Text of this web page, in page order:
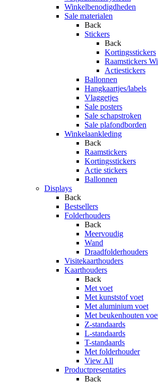
Winkelbenodigdheden
Sale materialen
Back
Stickers
Back
Kortingsstickers
Raamstickers
Actiestickers
Ballonnen
Hangkaartjes/labels
Vlaggetjes
Sale posters
Sale schapstroken
Sale plafondborden
Winkelaankleding
Back
Raamstickers
Kortingsstickers
Actie stickers
Ballonnen
Displays
Back
Bestsellers
Folderhouders
Back
Meervoudig
Wand
Draadfolderhouders
Visitekaarthouders
Kaarthouders
Back
Met voet
Met kunststof voet
Met aluminium voet
Met beukenhouten
Z-standaards
L-standaards
T-standaards
Met folderhouder
View All
Productpresentaties
Back